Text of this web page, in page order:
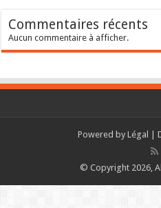
Commentaires récents
Aucun commentaire à afficher.
Powered by Légal |
© Copyright 2026,